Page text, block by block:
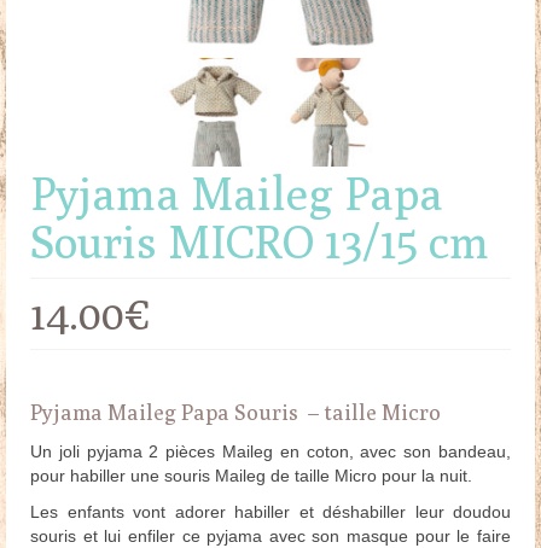
Pyjama Maileg Papa
Souris MICRO 13/15 cm
14.00€
Pyjama Maileg Papa Souris – taille Micro
Un joli pyjama 2 pièces Maileg en coton, avec son bandeau,
pour habiller une souris Maileg de taille Micro pour la nuit.
Les enfants vont adorer habiller et déshabiller leur doudou
souris et lui enfiler ce pyjama avec son masque pour le faire